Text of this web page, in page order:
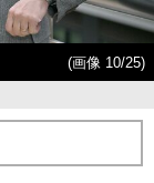
(画像 10/25)